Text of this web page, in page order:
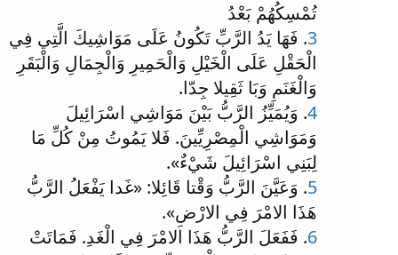
تُمْسِكُهُمْ بَعْدُ
3. فَهَا يَدُ الرَّبِّ تَكُونُ عَلَى مَوَاشِيكَ الَّتِي فِي
الْحَقْلِ عَلَى الْخَيْلِ وَالْحَمِيرِ وَالْجِمَالِ وَالْبَقَرِ
وَالْغَنَمِ وَبَا ثَقِيلا جِدّا.
4. وَيُمَيِّزُ الرَّبُّ بَيْنَ مَوَاشِي اسْرَائِيلَ
وَمَوَاشِي الْمِصْرِيِّينَ. فَلا يَمُوتُ مِنْ كُلِّ مَا
لِبَنِي اسْرَائِيلَ شَيْءٌ».
5. وَعَيَّنَ الرَّبُّ وَقْتا قَائِلا: «غَدا يَفْعَلُ الرَّبُّ
هَذَا الامْرَ فِي الارْضِ».
6. فَفَعَلَ الرَّبُّ هَذَا الامْرَ فِي الْغَدِ. فَمَاتَتْ